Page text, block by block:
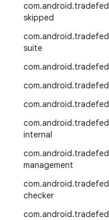
com.android.tradefed
skipped
com.android.tradefed
suite
com.android.tradefed
com.android.tradefed
com.android.tradefed
com.android.tradefed
internal
com.android.tradefed
management
com.android.tradefed
checker
com.android.tradefed